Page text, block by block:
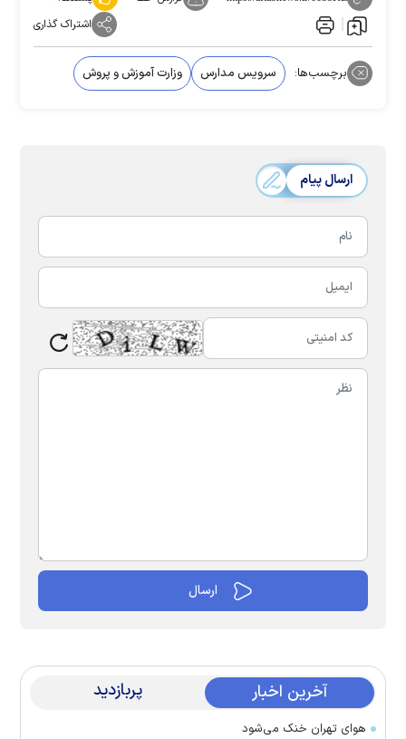
اشتراک گذاری
برچسب‌ها: سرویس مدارس وزارت آموزش و پروش
ارسال پیام
آخرین اخبار پربازدید
هوای تهران خنک می‌شود